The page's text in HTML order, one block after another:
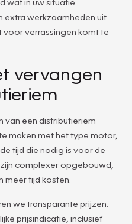
extra werkzaamheden uit
verrassingen komt te
vervangen
van een distributieriem
maken met het type motor,
tijd die nodig is voor de
complexer opgebouwd,
tijd kosten.
we transparante prijzen.
prijsindicatie, inclusief